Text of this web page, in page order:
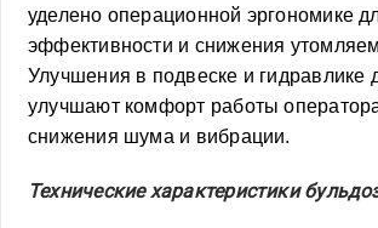
уделено операционной эргономике
эффективности и снижения
Улучшения в подвеске и гидравлике
улучшают комфорт работы
снижения шума и вибрации.
Технические характеристики